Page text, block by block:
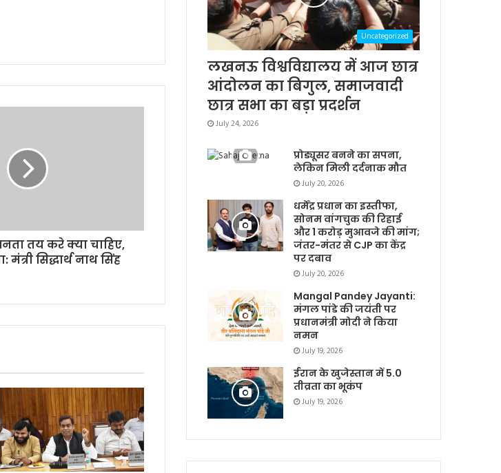
तय करे क्या चाहिए,
मंत्री सिद्धार्थ नाथ सिंह
Uncategorized
लखनऊ विश्वविद्यालय में आज छात्र
आंदोलन का बिगुल, समाजवादी
छात्र सभा का बड़ा प्रदर्शन
July 24, 2026
प्रोड्यूसर बनने का सपना,
लेकिन मिली दर्दनाक मौत
July 20, 2026
धर्मेंद्र प्रधान का इस्तीफा,
सोनम वांगचुक की रिहाई
और 1 करोड़ मुआवजे की मांग;
जंतर-मंतर से CJP का केंद्र
पर दबाव
July 20, 2026
Mangal Pandey Jayanti:
मंगल पांडे की जयंती पर
प्रधानमंत्री मोदी ने किया
नमन
July 19, 2026
ईरान के खुजेस्तान में 5.0
तीव्रता का भूकंप
July 19, 2026